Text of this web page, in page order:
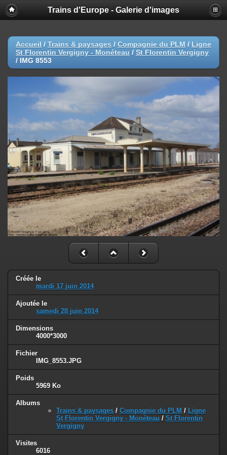
Trains d'Europe - Galerie d'images
Accueil / Trains & paysages / Compagnie du PLM / Ligne
St Florentin Vergigny - Monéteau / St Florentin Vergigny
/ IMG 8553
Créée le
mardi 17 juin 2014
Ajoutée le
samedi 28 juin 2014
Dimensions
4000*3000
Fichier
IMG_8553.JPG
Poids
5969 Ko
Albums
Trains & paysages / Compagnie du PLM / Ligne
St Florentin Vergigny - Monéteau / St Florentin
Vergigny
Visites
6016